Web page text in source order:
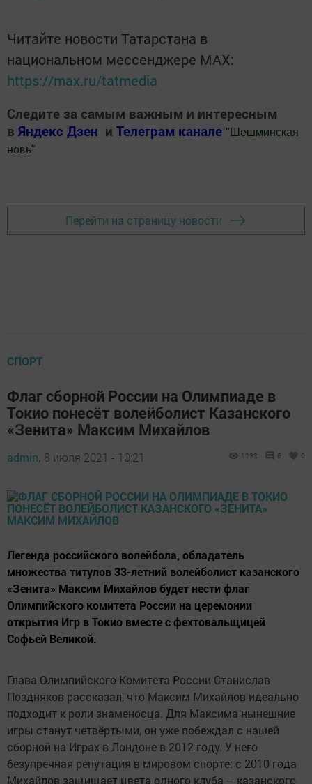
Читайте новости Татарстана в
национальном мессенджере MАХ:
https://max.ru/tatmedia
Следите за самым важным и интересным
в Яндекс Дзен и Телеграм канале " Шешминская
новь"
Перейти на страницу новости
СПОРТ
Флаг сборной России на Олимпиаде в
Токио понесёт волейболист Казанского
«Зенита» Максим Михайлов
admin, 8 июля 2021 - 10:21 1232 0 0
Легенда российского волейбола, обладатель
множества титулов 33-летний волейболист казанского
«Зенита» Максим Михайлов будет нести флаг
Олимпийского комитета России на церемонии
открытия Игр в Токио вместе с фехтовальщицей
Софьей Великой.
Глава Олимпийского Комитета России Станислав
Поздняков рассказал, что Максим Михайлов идеально
подходит к роли знаменосца. Для Максима нынешние
игры станут четвёртыми, он уже побеждал с нашей
сборной на Играх в Лондоне в 2012 году. У него
безупречная репутация в мировом спорте: с 2010 года
Михайлов защищает цвета одного клуба – казанского